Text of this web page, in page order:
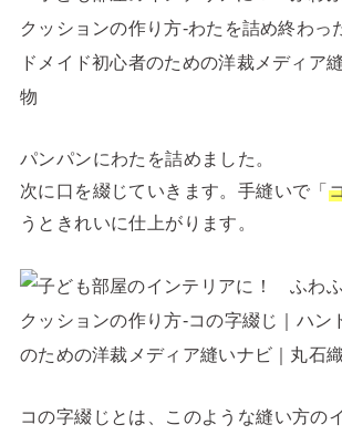
パンパンにわたを詰めました。
次に口を綴じていきます。手縫いで「
うときれいに仕上がります。
コの字綴じとは、このような縫い方の